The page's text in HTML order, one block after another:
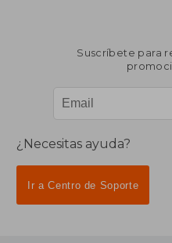
Suscríbete para
¿Necesitas ayuda?
Ir a Centro de Soporte